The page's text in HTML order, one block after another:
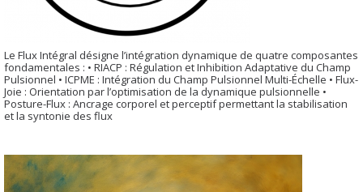
Le Flux Intégral désigne l’intégration dynamique de quatre composantes
fondamentales : • RIACP : Régulation et Inhibition Adaptative du Champ
Pulsionnel • ICPME : Intégration du Champ Pulsionnel Multi-Échelle • Flux-
Joie : Orientation par l’optimisation de la dynamique pulsionnelle •
Posture-Flux : Ancrage corporel et perceptif permettant la stabilisation
et la syntonie des flux